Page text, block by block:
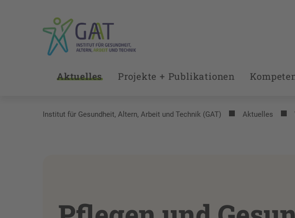
Aktuelles Projekte + Publikationen
Institut für Gesundheit, Altern, Arbeit und Technik (GAT) Aktuelles